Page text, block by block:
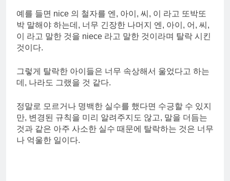
예를 들면 nice 의 철자를 엔, 아이, 씨, 이 라고 또박또
박 말해야 하는데, 너무 긴장한 나머지 엔, 아이, 어, 씨,
이 라고 말한 것을 niece 라고 말한 것이라며 탈락 시킨
것이다.
그렇게 탈락한 아이들은 너무 속상해서 울었다고 하는
데, 나라도 그랬을 것 같다.
정말로 모르거나 명백한 실수를 했다면 수긍할 수 있지
만, 변경된 규칙을 미리 알려주지도 않고, 말을 더듬는
것과 같은 아주 사소한 실수 때문에 탈락하는 것은 너무
나 억울한 일이다.